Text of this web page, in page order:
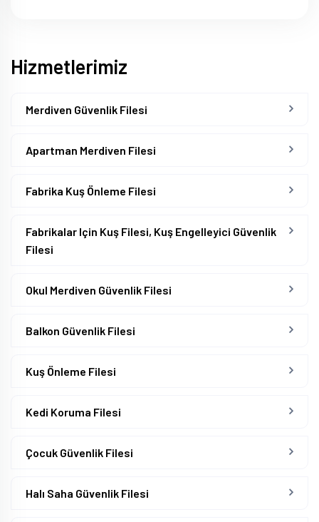
Hizmetlerimiz
Merdiven Güvenlik Filesi
Apartman Merdiven Filesi
Fabrika Kuş Önleme Filesi
Fabrikalar Için Kuş Filesi, Kuş Engelleyici Güvenlik
Filesi
Okul Merdiven Güvenlik Filesi
Balkon Güvenlik Filesi
Kuş Önleme Filesi
Kedi Koruma Filesi
Çocuk Güvenlik Filesi
Halı Saha Güvenlik Filesi